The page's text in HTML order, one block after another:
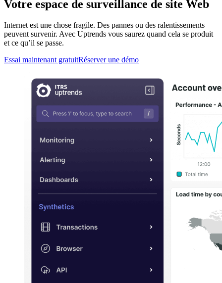
Votre espace de surveillance de site Web
Internet est une chose fragile. Des pannes ou des ralentissements
peuvent survenir. Avec Uptrends vous saurez quand cela se produit
et ce qu’il se passe.
Essai maintenant gratuitRéserver une démo